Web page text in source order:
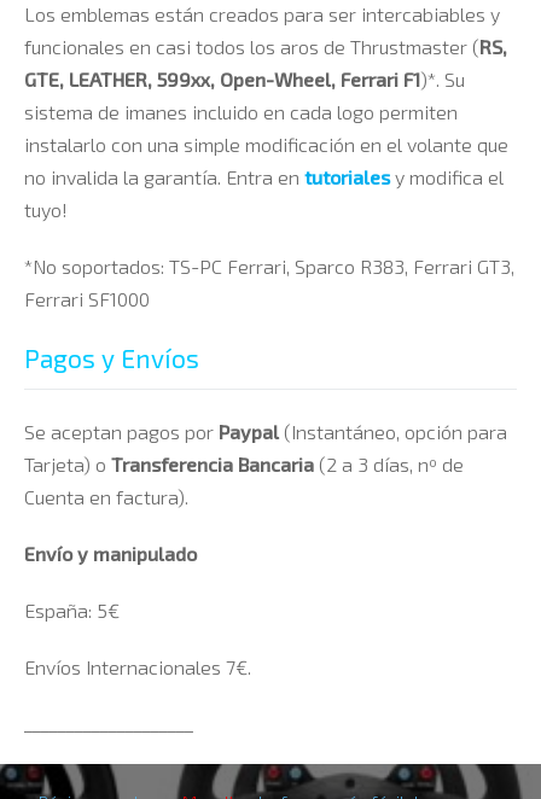
Los emblemas están creados para ser intercabiables y
funcionales en casi todos los aros de Thrustmaster (RS,
GTE, LEATHER, 599xx, Open-Wheel, Ferrari F1)*. Su
sistema de imanes incluido en cada logo permiten
instalarlo con una simple modificación en el volante que
no invalida la garantía. Entra en tutorialesy modifica el
tuyo!
*No soportados: TS-PC Ferrari, Sparco R383, Ferrari GT3,
Ferrari SF1000
Pagos y Envíos
Se aceptan pagos por Paypal (Instantáneo, opción para
Tarjeta) o Transferencia Bancaria (2 a 3 días, nº de
Cuenta en factura).
Envío y manipulado
España: 5€
Envíos Internacionales 7€.